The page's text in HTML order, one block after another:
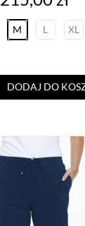
M L XL
DODAJ DO